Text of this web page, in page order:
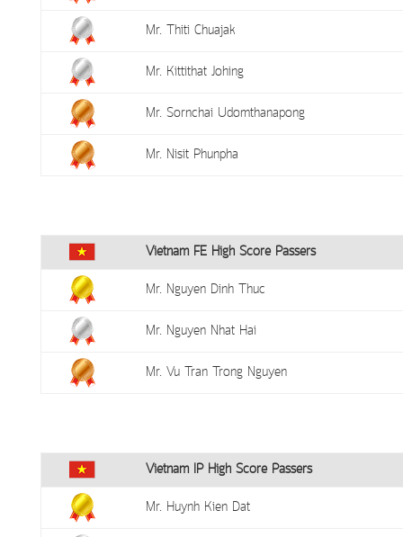
Mr. Thiti Chuajak
Mr. Kittithat Johing
Mr. Sornchai Udomthanapong
Mr. Nisit Phunpha
Vietnam FE High Score Passers
Mr. Nguyen Dinh Thuc
Mr. Nguyen Nhat Hai
Mr. Vu Tran Trong Nguyen
Vietnam IP High Score Passers
Mr. Huynh Kien Dat